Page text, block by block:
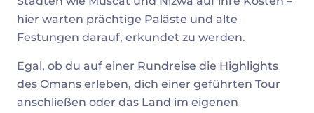
hier warten prächtige Paläste und alte
Festungen darauf, erkundet zu werden.
Egal, ob du auf einer Rundreise die Highlights
des Omans erleben, dich einer geführten Tour
anschließen oder das Land im eigenen